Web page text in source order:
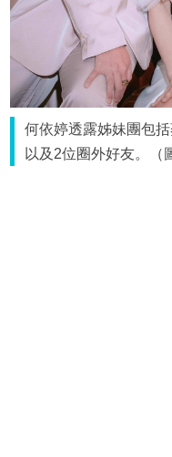
何依婷透露姊妹團包
以及2位圈外好友。（